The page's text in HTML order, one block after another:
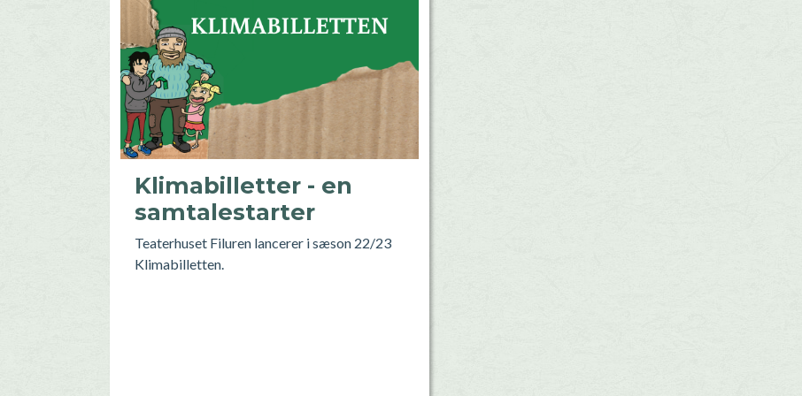
Klimabilletter - en
samtalestarter
Teaterhuset Filuren lancerer i sæson 22/23
Klimabilletten.